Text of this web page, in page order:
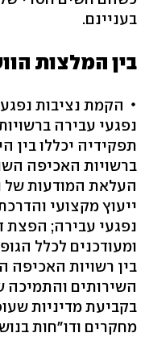
בעניינם.
בין המלצות
הקמת נציבות
נפגעי עבירה
תפקידיה יכללו בין
ברשויות האכיפה
העלאת המודעות של
ייעוץ מקצועי
נפגעי עבירה; הפצת
ומעודכנים לכלל
בין רשויות האכיפה
השירותים והתמיכה
בקביעת מדיניות
מחקרים ודו"חות